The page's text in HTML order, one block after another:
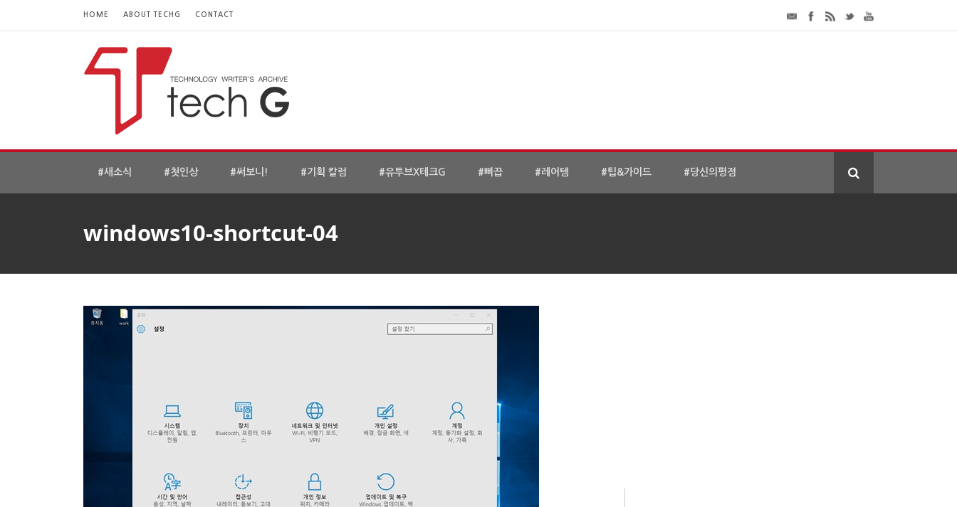
HOME ABOUT TECHG CONTACT
#새소식 #첫인상 #써보니! #기획 칼럼 #유투브X테크G #삐끕 #레어템 #팁&가이드 #당신의평점
windows10-shortcut-04